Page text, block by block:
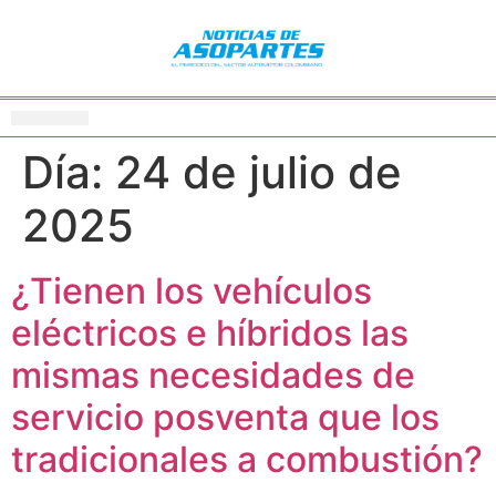
Día: 24 de julio de
2025
¿Tienen los vehículos
eléctricos e híbridos las
mismas necesidades de
servicio posventa que los
tradicionales a combustión?